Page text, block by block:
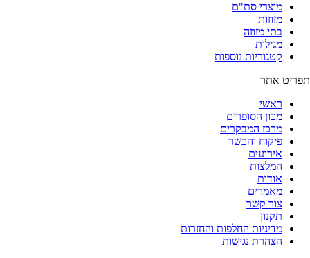
מוצרי סת"ם
מזוזות
בתי מזוזה
מגילות
קטגוריות נוספות
תפריט אתר
ראשי
מכון הסופרים
מרכז המבקרים
פיקוח והכשר
אירועים
המלצות
אודות
מאמרים
צור קשר
תקנון
מדיניות החלפות והחזרות
הצהרת נגישות